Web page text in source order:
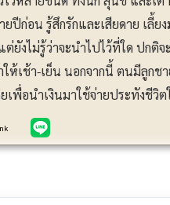
ปีก่อน รู้สึกรักและเสียดาย เลี้
ยังไม่รู้ว่าจะนำไปไว้ที่ใด ปกติ
ห้เช้า-เย็น นอกจากนี้ ตนมีลูกช
เพื่อนำเงินมาใช้จ่ายประทังชีวิ